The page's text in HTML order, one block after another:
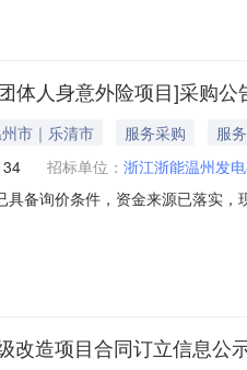
体人身意外险项目]采购公
市｜乐清市 服务采购
服务
招标单位： 浙江浙能温州发
具备询价条件，资金来源已落实
不得额外收取任何费用，截止
改造项目合同订立信息公